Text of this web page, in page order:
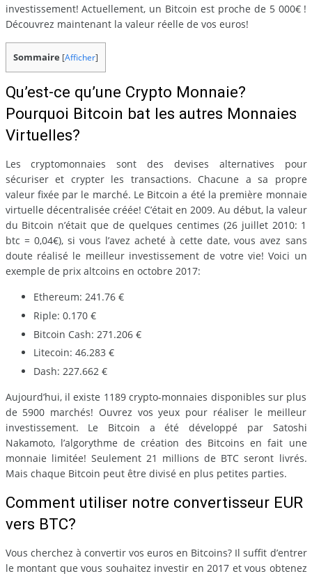
investissement! Actuellement, un Bitcoin est proche de 5 000€ !
Découvrez maintenant la valeur réelle de vos euros!
Sommaire [Afficher]
Qu’est-ce qu’une Crypto Monnaie?
Pourquoi Bitcoin bat les autres Monnaies
Virtuelles?
Les cryptomonnaies sont des devises alternatives pour
sécuriser et crypter les transactions. Chacune a sa propre
valeur fixée par le marché. Le Bitcoin a été la première monnaie
virtuelle décentralisée créée! C’était en 2009. Au début, la valeur
du Bitcoin n’était que de quelques centimes (26 juillet 2010: 1
btc = 0,04€), si vous l’avez acheté à cette date, vous avez sans
doute réalisé le meilleur investissement de votre vie! Voici un
exemple de prix altcoins en octobre 2017:
Ethereum: 241.76 €
Riple: 0.170 €
Bitcoin Cash: 271.206 €
Litecoin: 46.283 €
Dash: 227.662 €
Aujourd’hui, il existe 1189 crypto-monnaies disponibles sur plus
de 5900 marchés! Ouvrez vos yeux pour réaliser le meilleur
investissement. Le Bitcoin a été développé par Satoshi
Nakamoto, l’algorythme de création des Bitcoins en fait une
monnaie limitée! Seulement 21 millions de BTC seront livrés.
Mais chaque Bitcoin peut être divisé en plus petites parties.
Comment utiliser notre convertisseur EUR
vers BTC?
Vous cherchez à convertir vos euros en Bitcoins? Il suffit d’entrer
le montant que vous souhaitez investir en 2017 et vous obtenez